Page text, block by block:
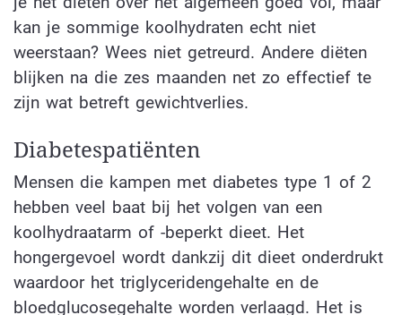
kan je sommige koolhydraten echt niet
weerstaan? Wees niet getreurd. Andere diëten
blijken na die zes maanden net zo effectief te
zijn wat betreft gewichtverlies.
Diabetespatiënten
Mensen die kampen met diabetes type 1 of 2
hebben veel baat bij het volgen van een
koolhydraatarm of -beperkt dieet. Het
hongergevoel wordt dankzij dit dieet onderdrukt
waardoor het triglyceridengehalte en de
bloedglucosegehalte worden verlaagd. Het is